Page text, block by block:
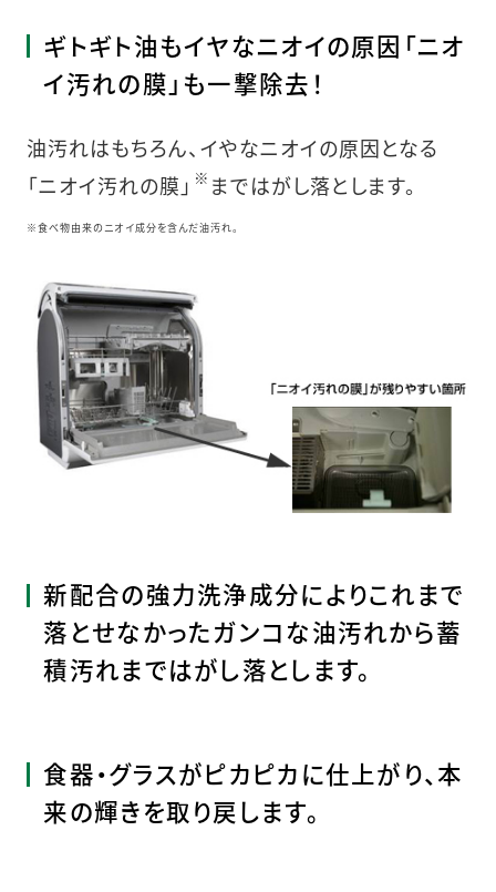
ギトギト油もイヤなニオイの原因「ニオ
イ汚れの膜」も一撃除去！
油汚れはもちろん、イやなニオイの原因となる
「ニオイ汚れの膜」 ※ まではがし落とします。
※食べ物由来のニオイ成分を含んだ油汚れ。
新配合の強力洗浄成分によりこれまで
落とせなかったガンコな油汚れから蓄
積汚れまではがし落とします。
食器・グラスがピカピカに仕上がり、本
来の輝きを取り戻します。